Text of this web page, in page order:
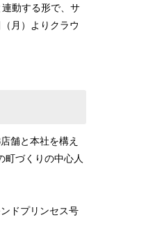
動する形で、サ
月）よりクラウ
舗と本社を構え
町づくりの中心人
ドプリンセス号